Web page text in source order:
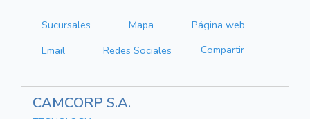
Sucursales Mapa
Página web
Email
Redes Sociales Compartir
CAMCORP S.A.